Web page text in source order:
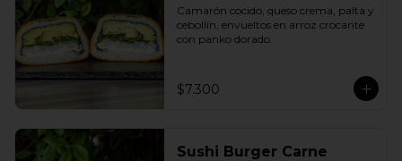
Camarón cocido, queso crema, palta y
cebollín, envueltos en arroz crocante
con panko dorado.
$7.300
Sushi Burger Carne